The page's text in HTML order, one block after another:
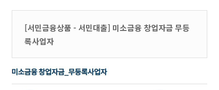
[서민금융상품 - 서민대출] 미소금융 창업자금 무등
록사업자